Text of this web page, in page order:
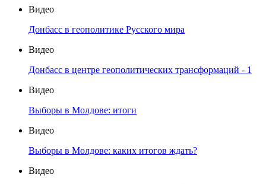
Видео
Донбасс в геополитике Русского мира
Видео
Донбасс в центре геополитических трансформаций - 1
Видео
Выборы в Молдове: итоги
Видео
Выборы в Молдове: каких итогов ждать?
Видео